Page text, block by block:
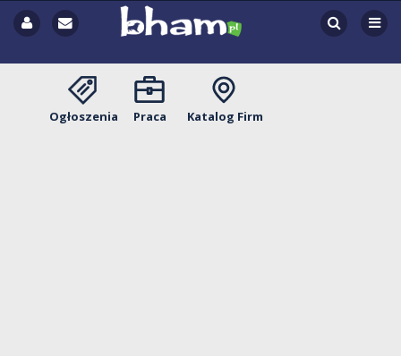
Ogłoszenia Praca Katalog Firm